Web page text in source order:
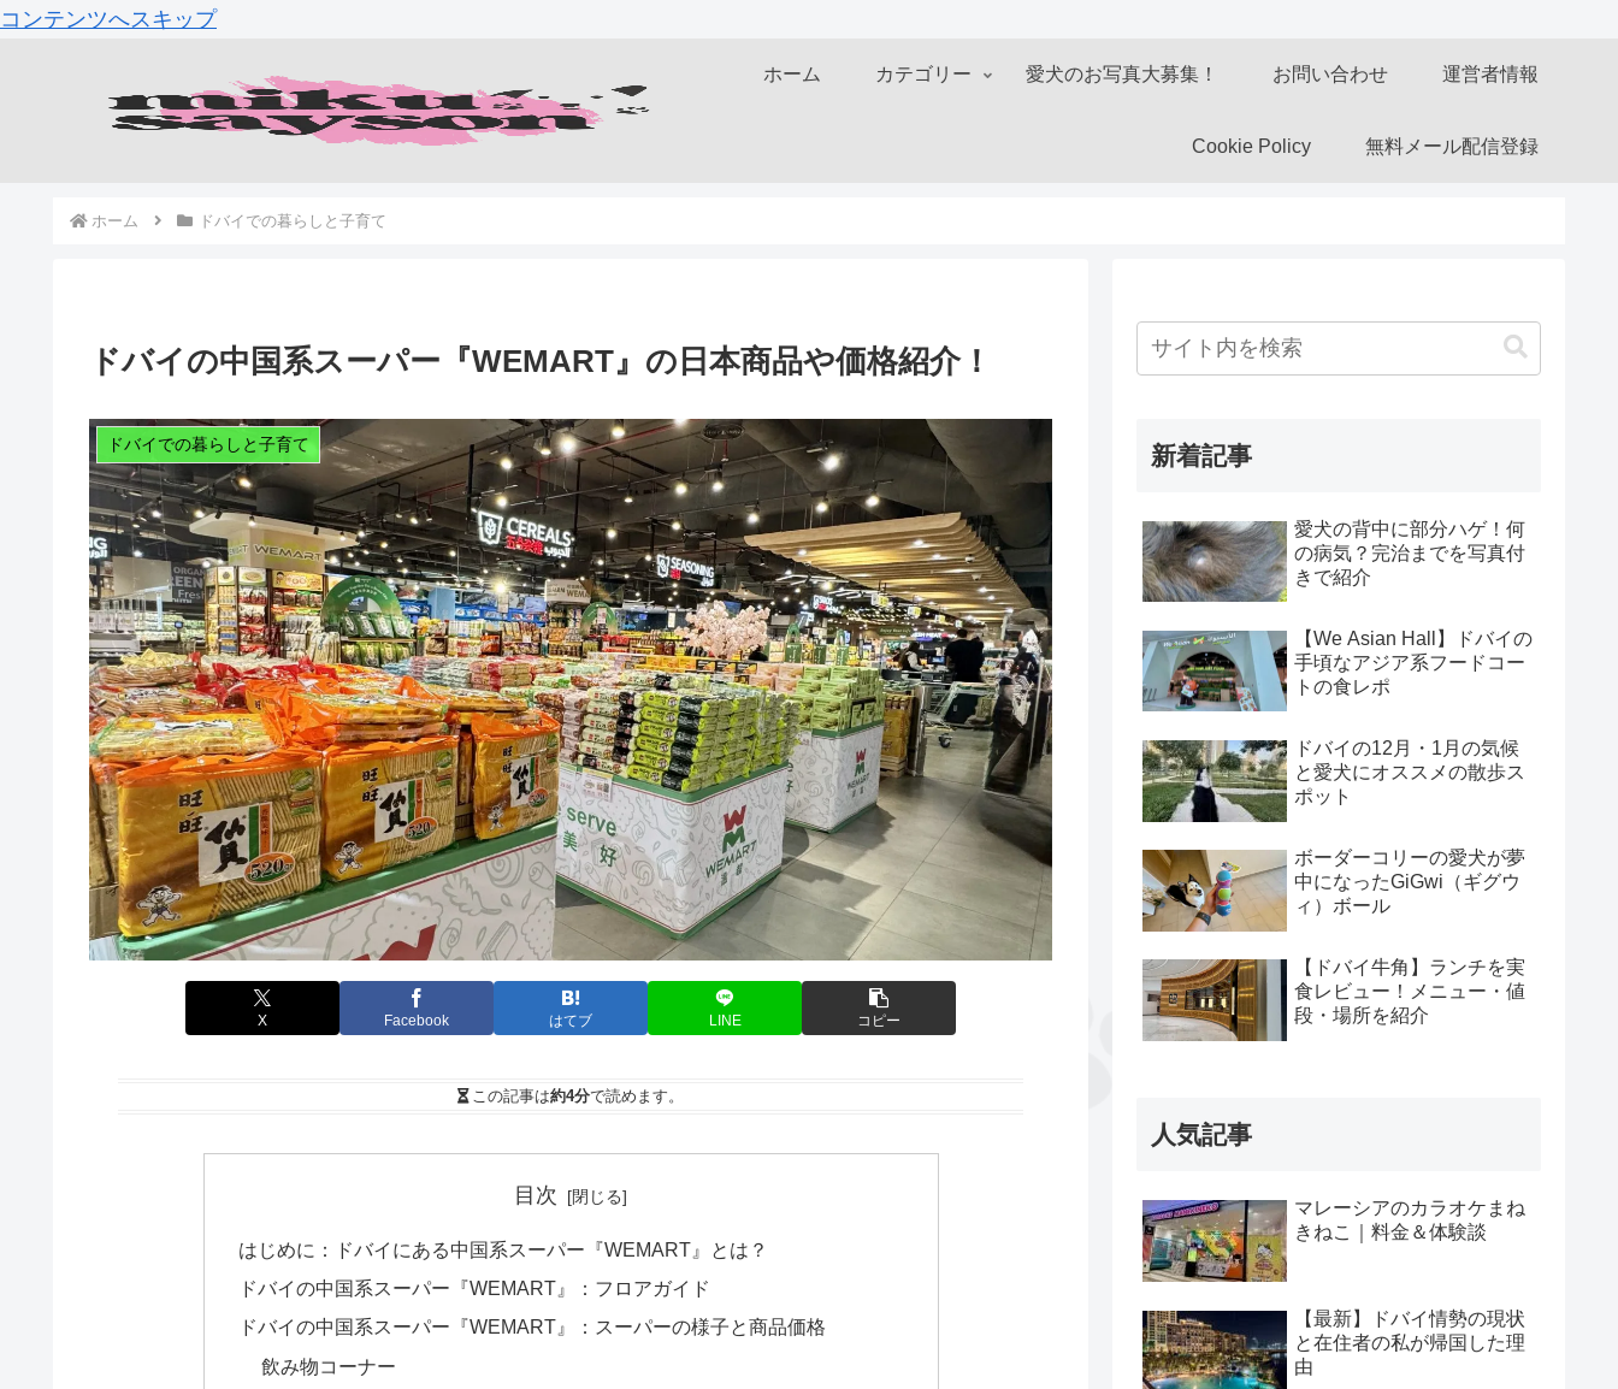
コンテンツへスキップ
ホーム カテゴリー 愛犬のお写真大募集！ お問い合わせ 運営者情報
Cookie Policy 無料メール配信登録
ホーム ドバイでの暮らしと子育て
ドバイの中国系スーパー『WEMART』の日本商品や価格紹介！
ドバイでの暮らしと子育て
X Facebook はてブ LINE コピー
この記事は約4分で読めます。
目次
はじめに：ドバイにある中国系スーパー『WEMART』とは？
ドバイの中国系スーパー『WEMART』：フロアガイド
ドバイの中国系スーパー『WEMART』：スーパーの様子と商品価格
飲み物コーナー
新着記事
愛犬の背中に部分ハゲ！何
の病気？完治までを写真付
きで紹介
【We Asian Hall】ドバイの
手頃なアジア系フードコー
トの食レポ
ドバイの12月・1月の気候
と愛犬にオススメの散歩ス
ポット
ボーダーコリーの愛犬が夢
中になったGiGwi（ギグウ
ィ）ボール
【ドバイ牛角】ランチを実
食レビュー！メニュー・値
段・場所を紹介
人気記事
マレーシアのカラオケまね
きねこ｜料金＆体験談
【最新】ドバイ情勢の現状
と在住者の私が帰国した理
由